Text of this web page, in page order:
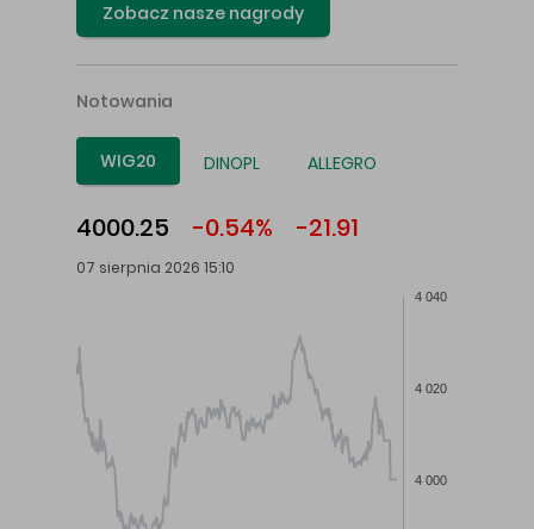
Zobacz nasze nagrody
Notowania
WIG20 DINOPL ALLEGRO
4000.25 -0.54% -21.91
07 sierpnia 2026 15:10
4 000
4 020
4 040